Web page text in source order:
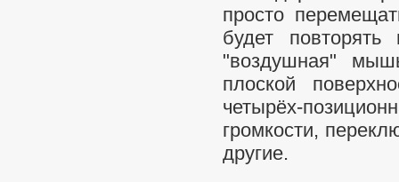
просто
будет
"воздушная"
плоской
четырёх-
громкости,
другие.